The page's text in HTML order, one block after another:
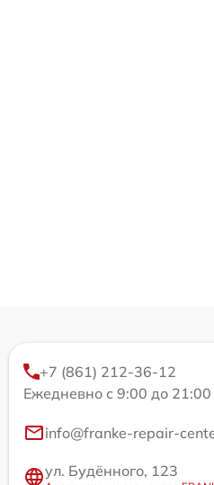
+7 (861) 212-36-12
Ежедневно с 9:00 до 21:00
info@franke-repair-
ул. Будённого, 123